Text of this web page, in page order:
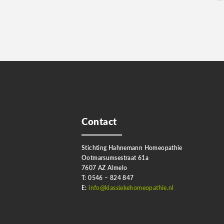
Contact
Stichting Hahnemann Homeopathie
Ootmarsumsestraat 61a
7607 AZ Almelo
T: 0546 – 824 847
E:info@klassiekehomeopathie.nl